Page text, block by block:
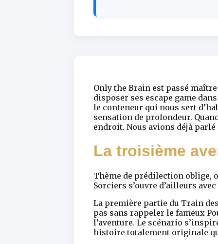
Only the Brain est passé
disposer ses escape game
le conteneur qui nous sert
sensation de profondeur.
endroit. Nous avions déjà
La troisième
Thème de prédilection oblige,
Sorciers s’ouvre d’ailleurs
La première partie du Train
pas sans rappeler le fameux
l’aventure. Le scénario
histoire totalement originale